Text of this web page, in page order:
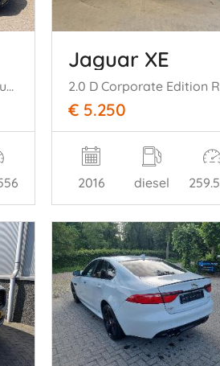
4.2 V8 Executive 298pk Automaat Memory Navi Cruise
Jaguar XE
€ 5.250
2016 diesel